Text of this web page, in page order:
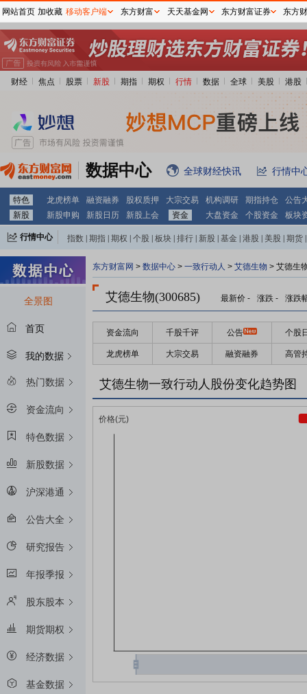
财经 焦点 股票 新股 期指 期权 行情 数据 全球 美股 港股
数据中心 全球财经快讯 行情中
特色 龙虎榜单 融资融券 股权质押 大宗交易 机构调研 期指持仓
公告
新股
新股申购 新股日历 新股上会 资金 大盘资金 个股资金 板块
行情中心 指数 期指 期权 个股 板块 排行 新股 基金 港股 美股 期货
全景图
首页
我的数据
热门数据
资金流向
特色数据
新股数据
沪深港通
公告大全
研究报告
年报季报
股东股本
期货期权
经济数据
基金数据
东方财富网 > 数据中心 > 一致行动人 > 艾德生物 > 艾德生
艾德生物(300685) 最新价 - 涨跌 - 涨跌
资金流向 千股千评 公告 个股
龙虎榜单 大宗交易 融资融券 高管
艾德生物一致行动人股份变化趋势图
网站首页 加收藏 移动客户端 东方财富 天天基金网 东方财富证券 东方